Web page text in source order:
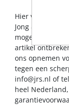
Hier vindt u
Jong & Roos
mogelijk
artikel
ons opnemen
tegen een
info@jrs.nl of
heel